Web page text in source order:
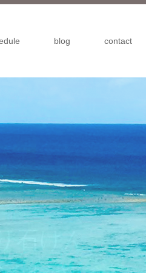
blog contact
製法。